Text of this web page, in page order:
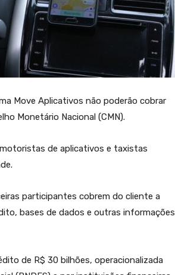
Move Aplicativos não poderão cobrar
Monetário Nacional (CMN).
de aplicativos e taxistas
participantes cobrem do cliente a
bases de dados e outras informações
de R$ 30 bilhões, operacionalizada